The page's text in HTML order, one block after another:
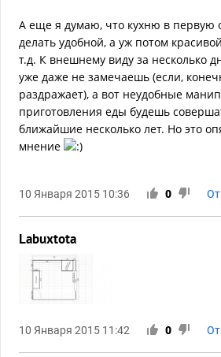
А еще я думаю, что кухню в первую
делать удобной, а уж потом
т.д. К внешнему виду за несколько
уже даже не замечаешь (если,
раздражает), а вот неудобные
приготовления еды будешь
ближайшие несколько лет. Но это
мнение
10 Января 2015 10:36 0
Labuxtota
10 Января 2015 11:42 0